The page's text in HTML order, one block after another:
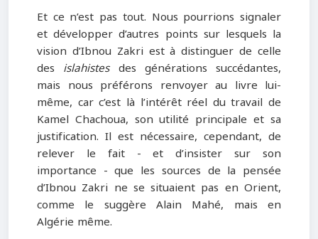
Et ce n’est pas tout. Nous pourrions signaler
et développer d’autres points sur lesquels la
vision d’Ibnou Zakri est à distinguer de celle
des islahistesdes générations succédantes,
mais nous préférons renvoyer au livre lui-
même, car c’est là l’intérêt réel du travail de
Kamel Chachoua, son utilité principale et sa
justification. Il est nécessaire, cependant, de
relever le fait - et d’insister sur son
importance - que les sources de la pensée
d’Ibnou Zakri ne se situaient pas en Orient,
comme le suggère Alain Mahé, mais en
Algérie même.